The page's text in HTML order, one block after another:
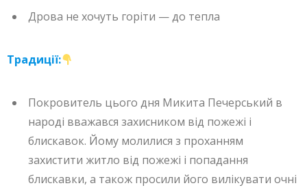
Дрова не хочуть горіти — до тепла
Традиції:
Покровитель цього дня Микита Печерський в
народі вважався захисником від пожежі і
блискавок. Йому молилися з проханням
захистити житло від пожежі і попадання
блискавки, а також просили його вилікувати очні